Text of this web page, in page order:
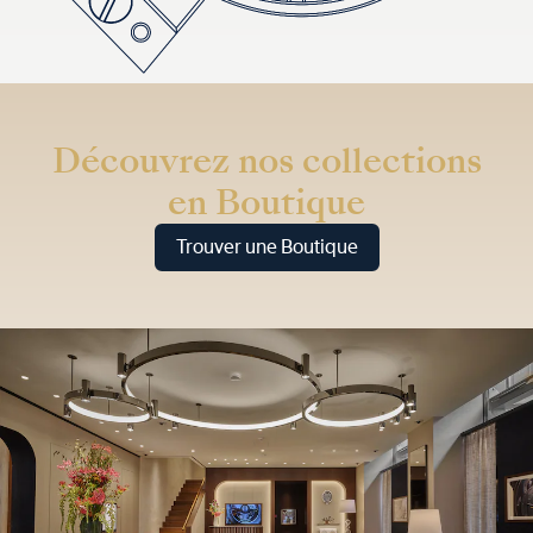
Découvrez nos collections
en Boutique
Trouver une Boutique